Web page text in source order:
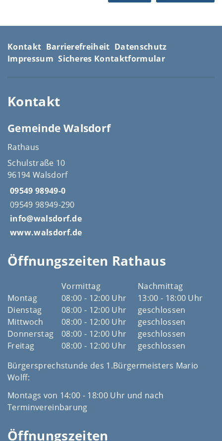
Kontakt Barrierefreiheit Datenschutz
Impressum Sicheres Kontaktformular
Kontakt
Gemeinde Walsdorf
Rathaus
Schulstraße 10
96194 Walsdorf
09549 98949-0
09549 98949-290
info@walsdorf.de
www.walsdorf.de
Öffnungszeiten Rathaus
Vormittag
Nachmittag
Montag
08:00 - 12:00 Uhr
13:00 - 18:00 Uhr
Dienstag
08:00 - 12:00 Uhr
geschlossen
Mittwoch
08:00 - 12:00 Uhr
geschlossen
Donnerstag
08:00 - 12:00 Uhr
geschlossen
Freitag
08:00 - 12:00 Uhr
geschlossen
Bürgersprechstunde des 1.Bürgermeisters Mario
Wolff:
Montags von 14:00 - 18:00 Uhr und nach
Terminvereinbarung
Öffnungszeiten